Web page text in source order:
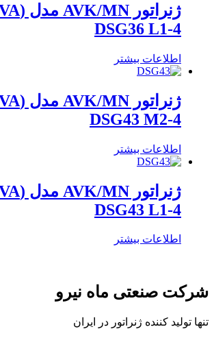
DSG36 L1-4
اطلاعات بیشتر
DSG43 M2-4
اطلاعات بیشتر
DSG43 L1-4
اطلاعات بیشتر
شرکت صنعتی ماه نیرو
تنها تولید کننده ژنراتور در ایران